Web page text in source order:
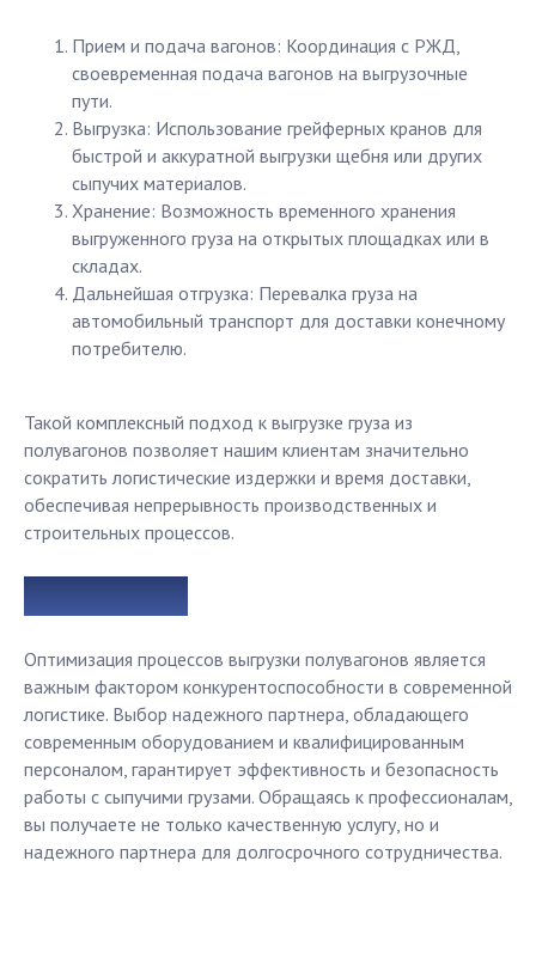
Прием и подача вагонов: Координация с РЖД,
своевременная подача вагонов на выгрузочные
пути.
Выгрузка: Использование грейферных кранов для
быстрой и аккуратной выгрузки щебня или других
сыпучих материалов.
Хранение: Возможность временного хранения
выгруженного груза на открытых площадках или в
складах.
Дальнейшая отгрузка: Перевалка груза на
автомобильный транспорт для доставки конечному
потребителю.
Такой комплексный подход к выгрузке груза из
полувагонов позволяет нашим клиентам значительно
сократить логистические издержки и время доставки,
обеспечивая непрерывность производственных и
строительных процессов.
Заключение
Оптимизация процессов выгрузки полувагонов является
важным фактором конкурентоспособности в современной
логистике. Выбор надежного партнера, обладающего
современным оборудованием и квалифицированным
персоналом, гарантирует эффективность и безопасность
работы с сыпучими грузами. Обращаясь к профессионалам,
вы получаете не только качественную услугу, но и
надежного партнера для долгосрочного сотрудничества.